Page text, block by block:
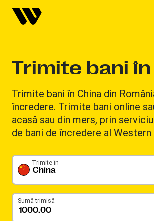
Trimite bani
Trimite bani în China din
încredere. Trimite bani online
acasă sau din mers, prin
de bani de încredere al Western
China
Trimite în
Sumă trimisă